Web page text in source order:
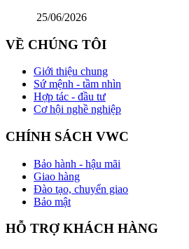
25/06/2026
VỀ CHÚNG TÔI
Giới thiệu chung
Sứ mệnh - tầm nhìn
Hợp tác - đầu tư
Cơ hội nghề nghiệp
CHÍNH SÁCH VWC
Bảo hành - hậu mãi
Giao hàng
Đào tạo, chuyển giao
Bảo mật
HỖ TRỢ KHÁCH HÀNG